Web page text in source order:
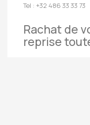
Tel : +32 486 33 33 73
Rachat de
reprise